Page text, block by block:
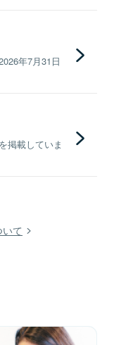
年7月31日
掲載していま
て